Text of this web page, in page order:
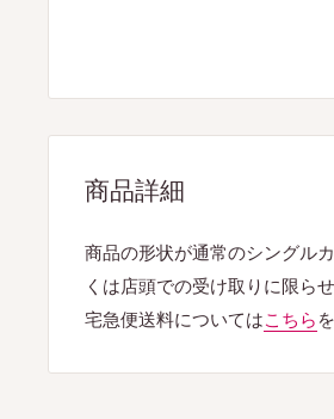
商品詳細
商品の形状が通常のシングル
くは店頭での受け取りに限ら
宅急便送料についてはこちら